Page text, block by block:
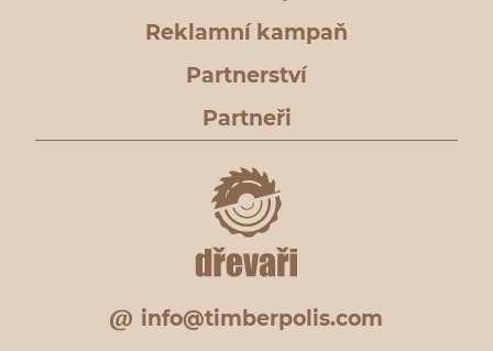
Reklamní kampaň
Partnerství
Partneři
info@timberpolis.com